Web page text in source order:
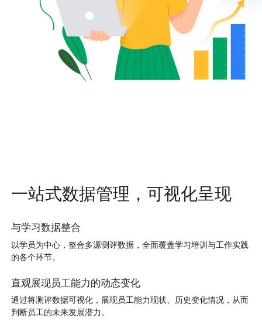
一站式数据管理，可视化呈现
与学习数据整合
以学员为中心，整合多源测评数据，全面覆盖学习培训与工作实践
的各个环节。
直观展现员工能力的动态变化
通过将测评数据可视化，展现员工能力现状、历史变化情况，从而
判断员工的未来发展潜力。